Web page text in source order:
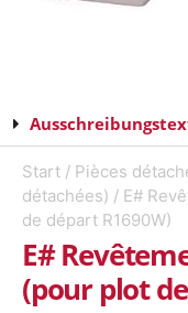
Start / Pièces
détachées) / E#
de départ R1690W)
E#
(pour plot